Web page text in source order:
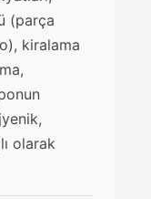
(parça
kiralama
olarak